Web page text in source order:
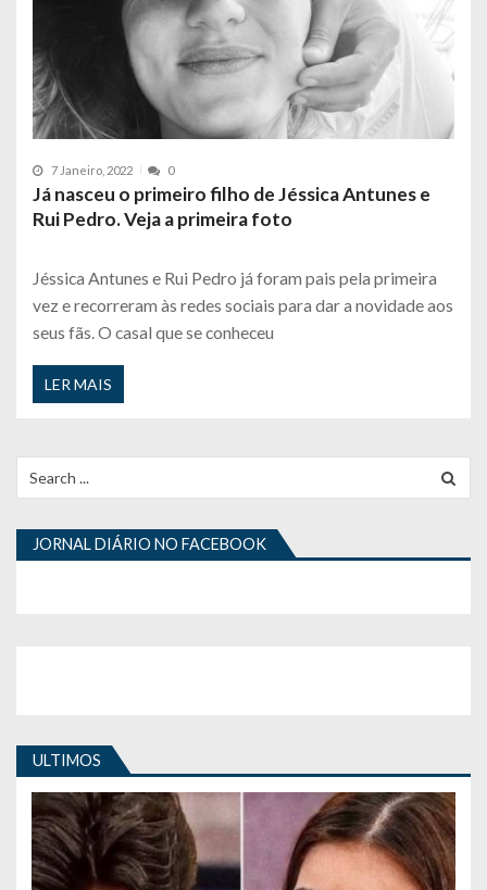
7 Janeiro, 2022 0
Já nasceu o primeiro filho de Jéssica Antunes e
Rui Pedro. Veja a primeira foto
Jéssica Antunes e Rui Pedro já foram pais pela primeira
vez e recorreram às redes sociais para dar a novidade aos
seus fãs. O casal que se conheceu
LER MAIS
for:
JORNAL DIÁRIO NO FACEBOOK
ULTIMOS